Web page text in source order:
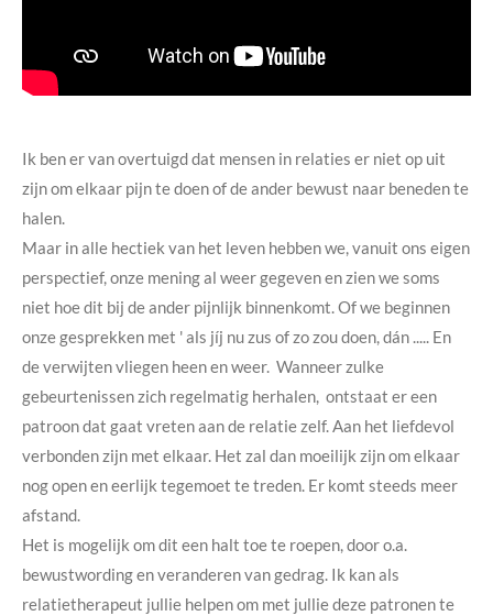
Ik ben er van overtuigd dat mensen in relaties er niet op uit
zijn om elkaar pijn te doen of de ander bewust naar beneden te
halen.
Maar in alle hectiek van het leven hebben we, vanuit ons eigen
perspectief, onze mening al weer gegeven en zien we soms
niet hoe dit bij de ander pijnlijk binnenkomt. Of we beginnen
onze gesprekken met ' als jíj nu zus of zo zou doen, dán ..... En
de verwijten vliegen heen en weer. Wanneer zulke
gebeurtenissen zich regelmatig herhalen, ontstaat er een
patroon dat gaat vreten aan de relatie zelf. Aan het liefdevol
verbonden zijn met elkaar. Het zal dan moeilijk zijn om elkaar
nog open en eerlijk tegemoet te treden. Er komt steeds meer
afstand.
Het is mogelijk om dit een halt toe te roepen, door o.a.
bewustwording en veranderen van gedrag. Ik kan als
relatietherapeut jullie helpen om met jullie deze patronen te